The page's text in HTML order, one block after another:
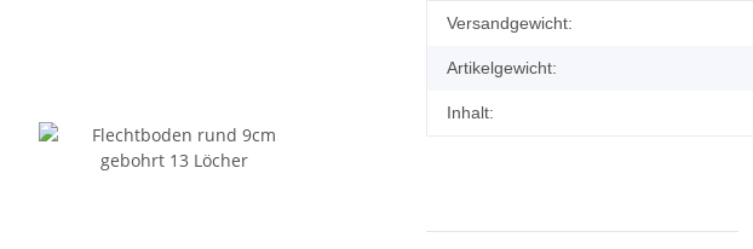
Produkteigenschaft
Wert
Versandgewicht:
Artikelgewicht:
Inhalt: